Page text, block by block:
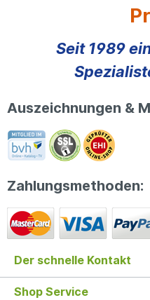
Seit 1989
Auszeichnungen &
Zahlungsmethoden:
Der schnelle Kontakt
Shop Service